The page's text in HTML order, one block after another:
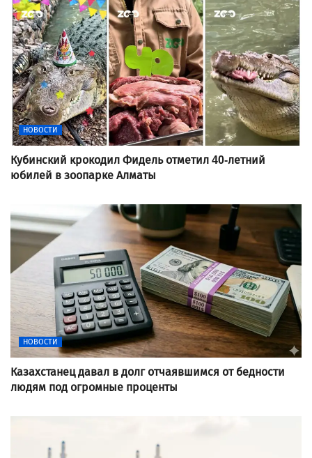
НОВОСТИ
Кубинский крокодил Фидель отметил 40-летний
юбилей в зоопарке Алматы
НОВОСТИ
Казахстанец давал в долг отчаявшимся от бедности
людям под огромные проценты